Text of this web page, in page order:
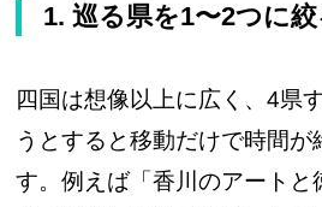
1. 巡る県を1〜2つに絞
四国は想像以上に広く、4県
うとすると移動だけで時間が
す。例えば「香川のアートと